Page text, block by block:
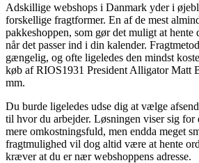
Adskillige webshops i Danmark yder i
forskellige fragtformer. En af de mest
pakkeshoppen, som gør det muligt at
når det passer ind i din kalender.
gængelig, og ofte ligeledes den mindst
køb af RIOS1931 President Alligator Matt
mm.
Du burde ligeledes udse dig at vælge
til hvor du arbejder. Løsningen viser sig for
mere omkostningsfuld, men endda meget
fragtmulighed vil dog altid være at hente
kræver at du er nær webshoppens adresse.